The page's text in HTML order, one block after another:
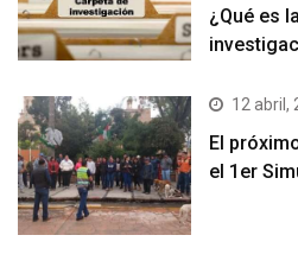
¿Qué es
12 abril,
El
el 1er